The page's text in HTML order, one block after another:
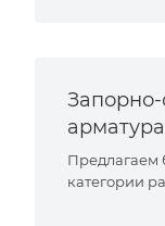
Запорно-
арматура
Предлагаем
категории